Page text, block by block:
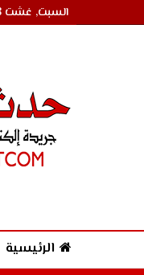
السبت, غشت 8, 2026
الرئيسية